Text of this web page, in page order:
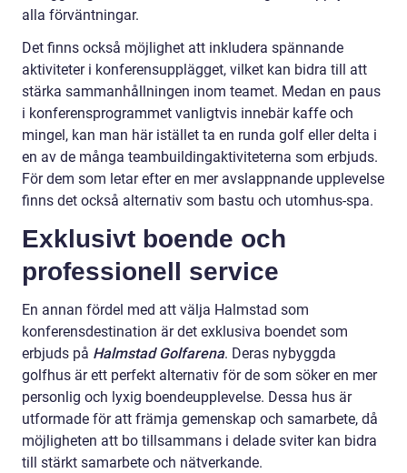
alla förväntningar.
Det finns också möjlighet att inkludera spännande
aktiviteter i konferensupplägget, vilket kan bidra till att
stärka sammanhållningen inom teamet. Medan en paus
i konferensprogrammet vanligtvis innebär kaffe och
mingel, kan man här istället ta en runda golf eller delta i
en av de många teambuildingaktiviteterna som erbjuds.
För dem som letar efter en mer avslappnande upplevelse
finns det också alternativ som bastu och utomhus-spa.
Exklusivt boende och
professionell service
En annan fördel med att välja Halmstad som
konferensdestination är det exklusiva boendet som
erbjuds på Halmstad Golfarena. Deras nybyggda
golfhus är ett perfekt alternativ för de som söker en mer
personlig och lyxig boendeupplevelse. Dessa hus är
utformade för att främja gemenskap och samarbete, då
möjligheten att bo tillsammans i delade sviter kan bidra
till stärkt samarbete och nätverkande.